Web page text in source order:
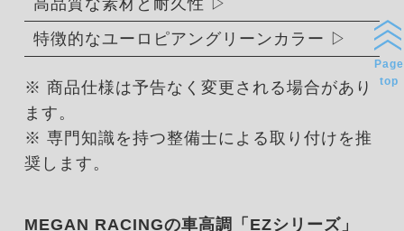
高品質な素材と耐久性
特徴的なユーロピアングリーンカラー
※ 商品仕様は予告なく変更される場合があり
ます。
※ 専門知識を持つ整備士による取り付けを推
奨します。
MEGAN RACINGの車高調「EZシリーズ」
Page
top